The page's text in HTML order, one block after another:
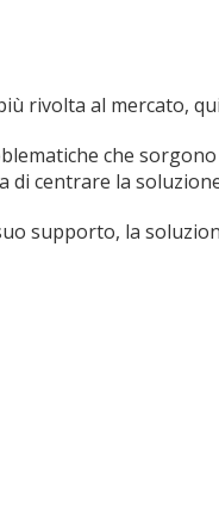
rivolta al mercato,
che
di centrare la
supporto, la